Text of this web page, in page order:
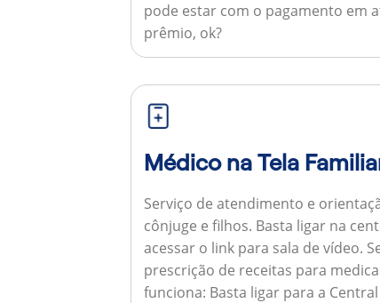
pode estar com o pagamento em
prêmio, ok?
Médico na Tela
Serviço de atendimento e
cônjuge e filhos. Basta ligar na
acessar o link para sala de vídeo.
prescrição de receitas para
funciona: Basta ligar para a